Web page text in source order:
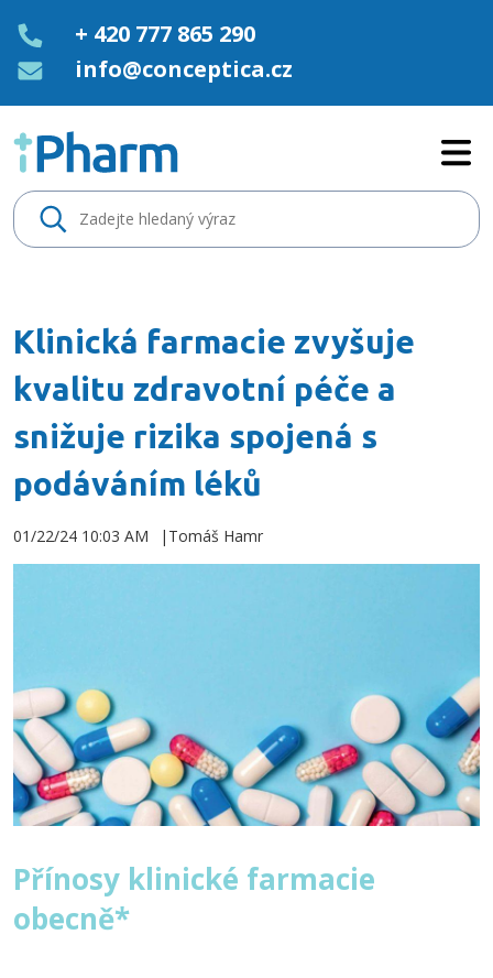
+ 420 777 865 290
info@conceptica.cz
Klinická farmacie zvyšuje
kvalitu zdravotní péče a
snižuje rizika spojená s
podáváním léků
01/22/24 10:03 AM Tomáš Hamr
Přínosy klinické farmacie
obecně*